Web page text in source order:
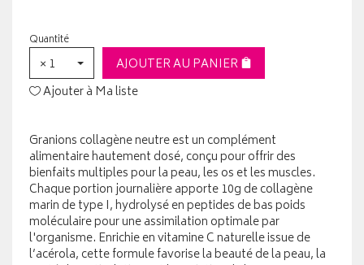
Quantité
× 1
AJOUTER AU PANIER
Ajouter à Ma liste
Granions collagène neutre est un complément
alimentaire hautement dosé, conçu pour offrir des
bienfaits multiples pour la peau, les os et les muscles.
Chaque portion journalière apporte 10g de collagène
marin de type I, hydrolysé en peptides de bas poids
moléculaire pour une assimilation optimale par
l'organisme. Enrichie en vitamine C naturelle issue de
l’acérola, cette formule favorise la beauté de la peau, la